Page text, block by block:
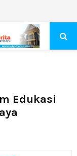
Edukasi